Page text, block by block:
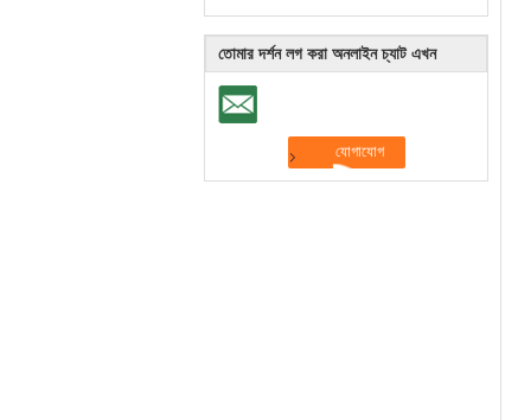
তোমার দর্শন লগ করা অনলাইন চ্যাট এখন